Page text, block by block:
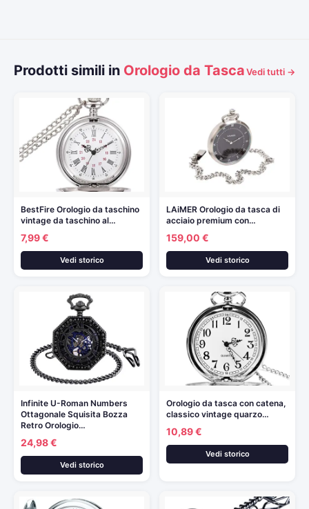
Prodotti simili in Orologio da TascaVedi tutti →
BestFire Orologio da taschino
vintage da taschino al…
7,99 €
Vedi storico
LAiMER Orologio da tasca di
acciaio premium con…
159,00 €
Vedi storico
Infinite U-Roman Numbers
Ottagonale Squisita Bozza
Retro Orologio…
24,98 €
Vedi storico
Orologio da tasca con catena,
classico vintage quarzo…
10,89 €
Vedi storico